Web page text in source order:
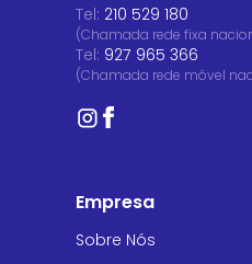
Tel: 210 529 180
(Chamada rede fixa
Tel: 927 965 366
(Chamada rede móvel
Empresa
Sobre Nós